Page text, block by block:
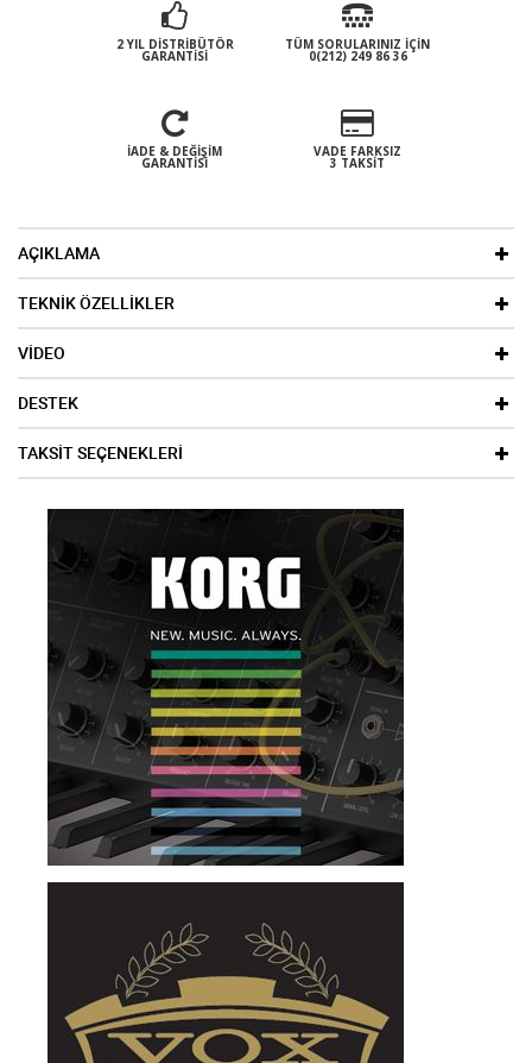
2 YIL DISTRIBÜTÖR
GARANTISI
TÜM SORULARINIZ İÇIN
0(212) 249 86 36
İADE & DEĞIŞIM
GARANTISI
VADE FARKSIZ
3 TAKSIT
AÇIKLAMA
TEKNİK ÖZELLİKLER
VİDEO
DESTEK
TAKSİT SEÇENEKLERİ